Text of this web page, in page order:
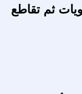
ثم تقاطع